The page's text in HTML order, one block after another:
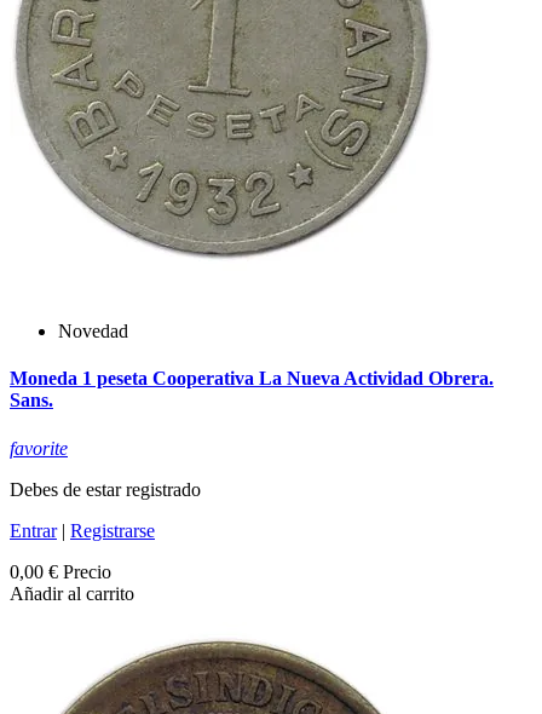
Novedad
Moneda 1 peseta Cooperativa La Nueva Actividad Obrera.
Sans.
favorite
Debes de estar registrado
Entrar| Registrarse
0,00 € Precio
Añadir al carrito